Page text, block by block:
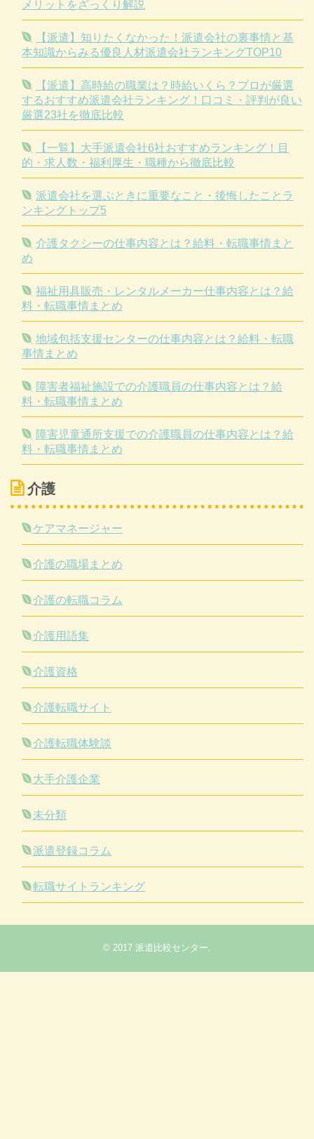
メリットをざっくり解説
【派遣】知りたくなかった！派遣会社の裏事情と基
本知識からみる優良人材派遣会社ランキングTOP10
【派遣】高時給の職業は？時給いくら？プロが厳選
するおすすめ派遣会社ランキング！口コミ・評判が良い
厳選23社を徹底比較
【一覧】大手派遣会社6社おすすめランキング！目
的・求人数・福利厚生・職種から徹底比較
派遣会社を選ぶときに重要なこと・後悔したことラ
ンキングトップ5
介護タクシーの仕事内容とは？給料・転職事情まと
め
福祉用具販売・レンタルメーカー仕事内容とは？給
料・転職事情まとめ
地域包括支援センターの仕事内容とは？給料・転職
事情まとめ
障害者福祉施設での介護職員の仕事内容とは？給
料・転職事情まとめ
障害児童通所支援での介護職員の仕事内容とは？給
料・転職事情まとめ
介護
ケアマネージャー
介護の職場まとめ
介護の転職コラム
介護用語集
介護資格
介護転職サイト
介護転職体験談
大手介護企業
未分類
派遣登録コラム
転職サイトランキング
© 2017 派遣比較センター